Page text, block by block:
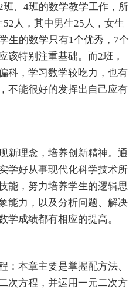
、4班的数学教学工作，所
人，其中男生25人，女生
生的数学只有1个优秀，7个
该特别注重基础。而2班，
科，学习数学较吃力，也有
不能很好的发挥出自己应有
新理念，培养创新精神。通
学好从事现代化科学技术所
能，努力培养学生的逻辑思
能力，以及分析问题、解决
学成绩都有相应的提高。
：本章主要是掌握配方法、
次方程，并运用一元二次方